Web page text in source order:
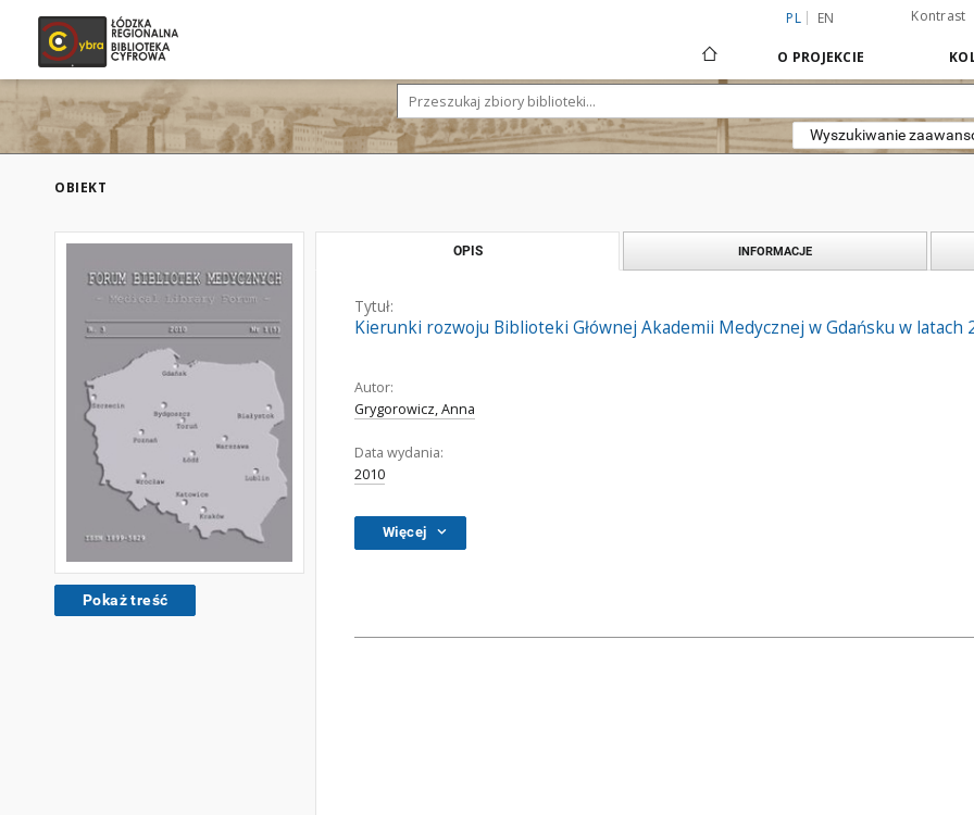
PL EN Kontrast
O PROJEKCIE
Wyszukiwanie
OBIEKT
Pokaż treść
OPIS INFORMACJE
Tytuł:
Kierunki rozwoju Biblioteki Głównej Akademii Medycznej w Gdańsku w
Autor:
Grygorowicz, Anna
Data wydania:
2010
Więcej